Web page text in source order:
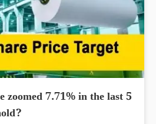
zoomed 7.71% in the last 5